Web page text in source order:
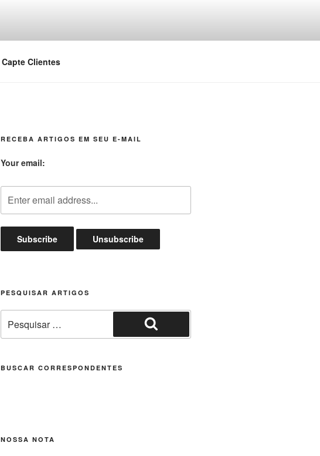
Capte Clientes
RECEBA ARTIGOS EM SEU E-MAIL
Your email:
PESQUISAR ARTIGOS
por:
Pesquisar
BUSCAR CORRESPONDENTES
NOSSA NOTA